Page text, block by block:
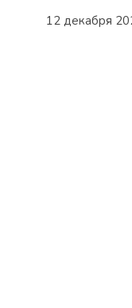
12 декабря